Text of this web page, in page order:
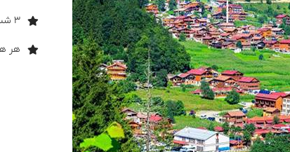
۳ شب و۴ روز_۴شب و ۵ روز
هر